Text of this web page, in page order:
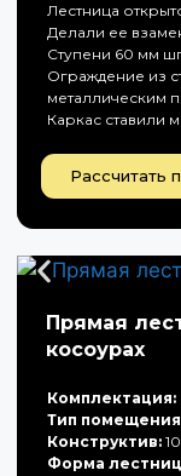
Лестница
Делали ее
Ступени 60 мм
Ограждение из
металлическим
Каркас ставили
Рассчитать
Прямая
косоурах
Комплектация:
Тип
Конструктив:
Форма